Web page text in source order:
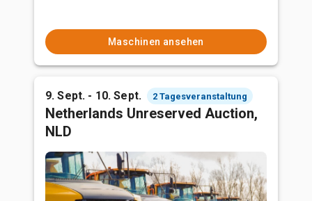
Maschinen ansehen
9. Sept. - 10. Sept. 2 Tagesveranstaltung
Netherlands Unreserved Auction,
NLD